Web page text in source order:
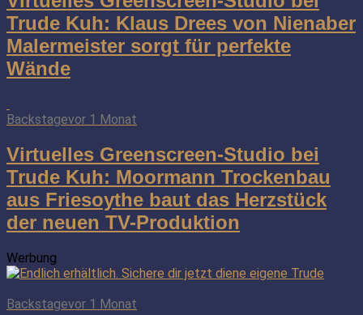
Trude Kuh: Klaus Drees von Nienaber
Malermeister sorgt für perfekte
Wände
Backstagevor 1 Monat
Virtuelles Greenscreen-Studio bei
Trude Kuh: Moormann Trockenbau
aus Friesoythe baut das Herzstück
der neuen TV-Produktion
Werbung
Backstagevor 1 Monat